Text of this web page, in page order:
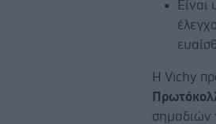
Είναι
Η Vichy
σημαδιών